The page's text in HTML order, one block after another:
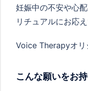
妊娠中の不安や心
リチュアルにお応え
Voice Therapyオリ
こんな願いをお